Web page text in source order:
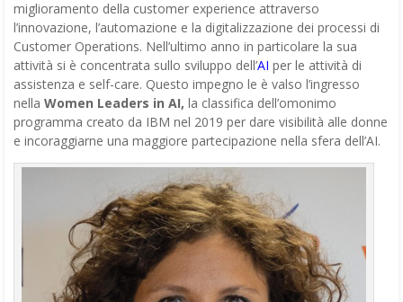
miglioramento della customer experience attraverso
l’innovazione, l’automazione e la digitalizzazione dei processi di
Customer Operations. Nell’ultimo anno in particolare la sua
attività si è concentrata sullo sviluppo dell’AI per le attività di
assistenza e self-care. Questo impegno le è valso l’ingresso
nella Women Leaders in AI, la classifica dell’omonimo
programma creato da IBM nel 2019 per dare visibilità alle donne
e incoraggiarne una maggiore partecipazione nella sfera dell’AI.